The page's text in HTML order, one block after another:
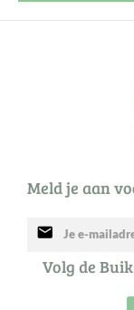
Meld je aan
mail
Volg de